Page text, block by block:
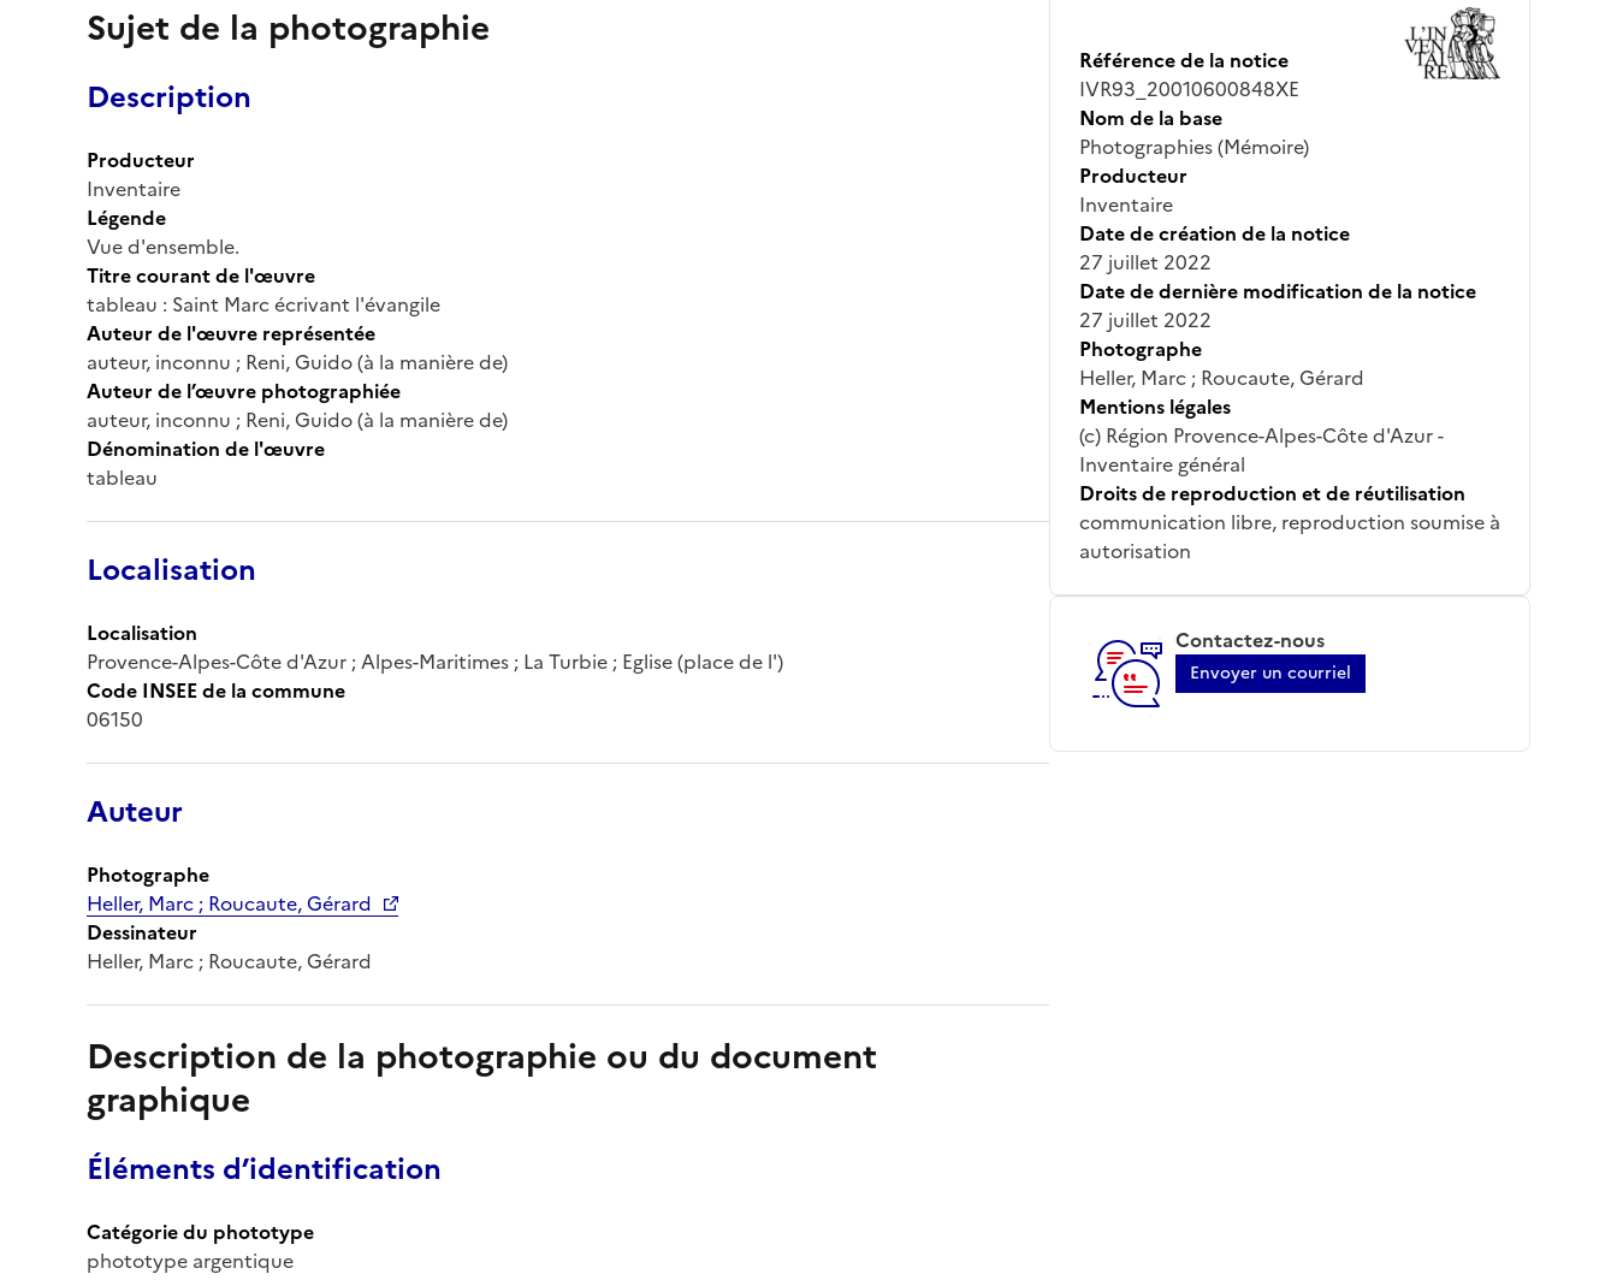
Sujet de la photographie
Description
Producteur
Inventaire
Légende
Vue d'ensemble.
Titre courant de l'œuvre
tableau : Saint Marc écrivant l'évangile
Auteur de l'œuvre représentée
auteur, inconnu ; Reni, Guido (à la manière de)
Auteur de l’œuvre photographiée
auteur, inconnu ; Reni, Guido (à la manière de)
Dénomination de l'œuvre
tableau
Localisation
Localisation
Provence-Alpes-Côte d'Azur ; Alpes-Maritimes ; La Turbie ; Eglise (place de l')
Code INSEE de la commune
06150
Auteur
Photographe
Heller, Marc ; Roucaute, Gérard
Dessinateur
Heller, Marc ; Roucaute, Gérard
Description de la photographie ou du document
graphique
Éléments d’identification
Catégorie du phototype
phototype argentique
Référence de la notice
IVR93_20010600848XE
Nom de la base
Photographies (Mémoire)
Producteur
Inventaire
Date de création de la notice
27 juillet 2022
Date de dernière modification de la notice
27 juillet 2022
Photographe
Heller, Marc ; Roucaute, Gérard
Mentions légales
(c) Région Provence-Alpes-Côte d'Azur -
Inventaire général
Droits de reproduction et de réutilisation
communication libre, reproduction soumise à
autorisation
Contactez-nous
Envoyer un courriel